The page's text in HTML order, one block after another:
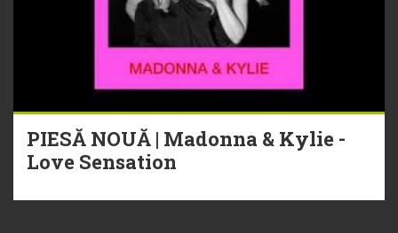
PIESĂ NOUĂ | Madonna & Kylie -
Love Sensation